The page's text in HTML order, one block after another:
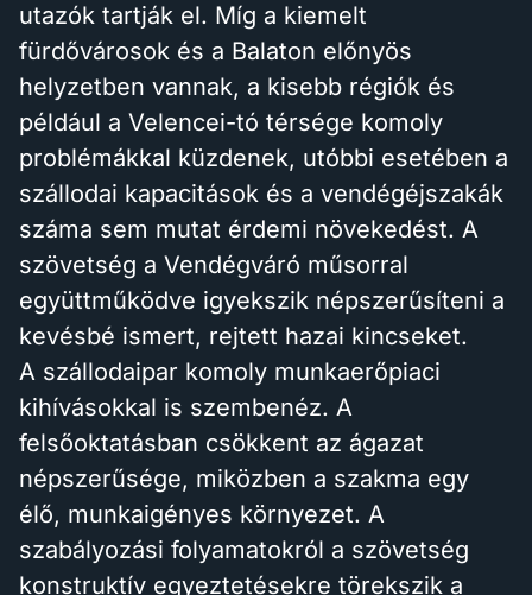
utazók tartják el. Míg a kiemelt
fürdővárosok és a Balaton előnyös
helyzetben vannak, a kisebb régiók és
például a Velencei-tó térsége komoly
problémákkal küzdenek, utóbbi esetében a
szállodai kapacitások és a vendégéjszakák
száma sem mutat érdemi növekedést. A
szövetség a Vendégváró műsorral
együttműködve igyekszik népszerűsíteni a
kevésbé ismert, rejtett hazai kincseket.
A szállodaipar komoly munkaerőpiaci
kihívásokkal is szembenéz. A
felsőoktatásban csökkent az ágazat
népszerűsége, miközben a szakma egy
élő, munkaigényes környezet. A
szabályozási folyamatokról a szövetség
konstruktív egyeztetésekre törekszik a